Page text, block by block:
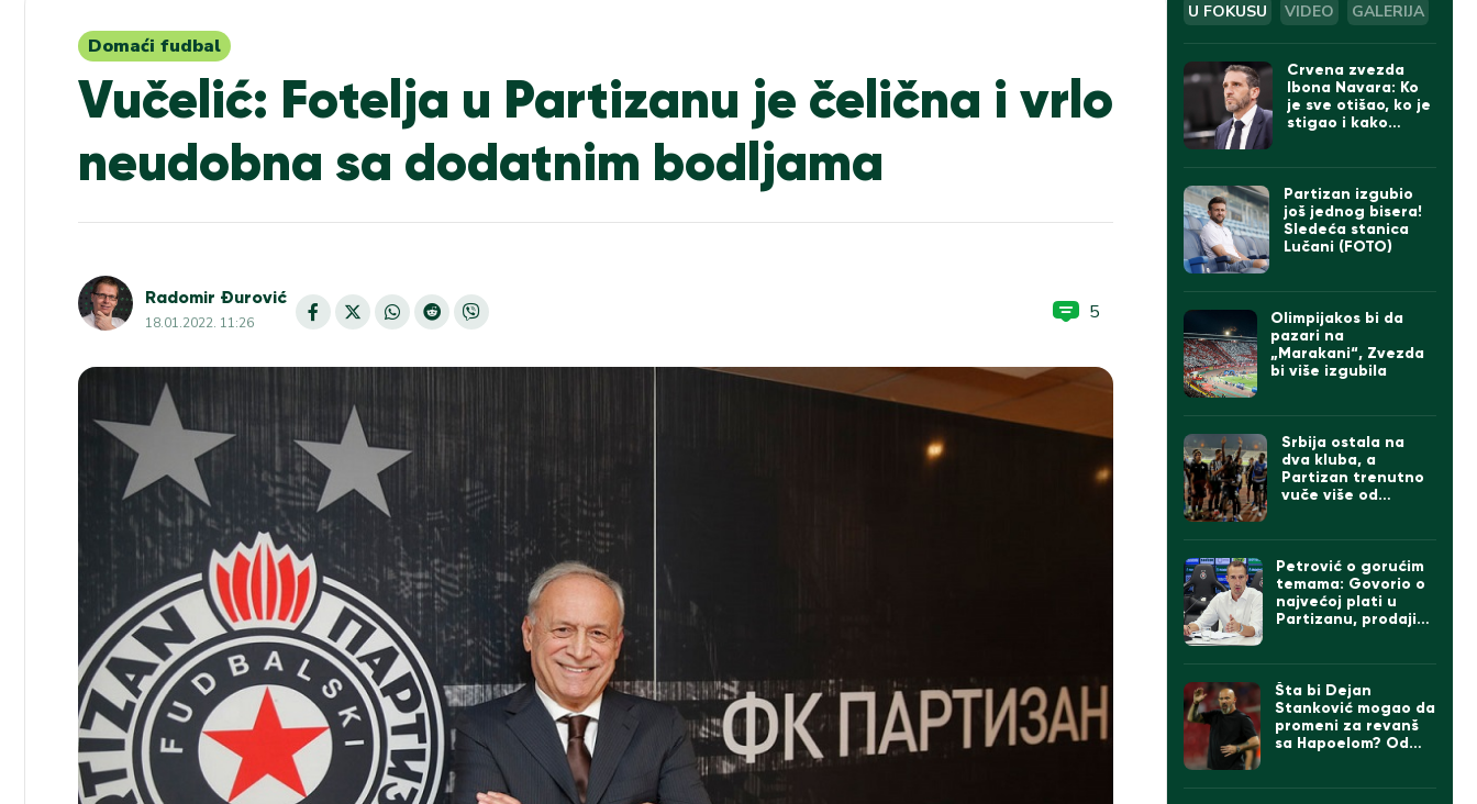
Domaći fudbal
Vučelić: Fotelja u Partizanu je čelična i vrlo
neudobna sa dodatnim bodljama
Radomir Đurović
18.01.2022. 11:26 5
U FOKUSU VIDEO GALERIJA
Crvena zvezda
Ibona Navara: Ko
je sve otišao, ko je
stigao i kako
Partizan izgubio
još jednog bisera!
Sledeća stanica
Lučani (FOTO)
Olimpijakos bi da
pazari na
„Marakani“, Zvezda
bi više izgubila
Srbija ostala na
dva kluba, a
Partizan trenutno
vuče više od
Petrović o gorućim
temama: Govorio o
najvećoj plati u
Partizanu, prodaji
Šta bi Dejan
Stanković mogao da
promeni za revanš
sa Hapoelom? Od